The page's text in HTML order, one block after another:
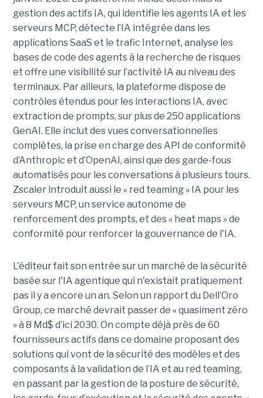
gestion des actifs IA, qui identifie les agents IA et les
serveurs MCP, détecte l’IA intégrée dans les
applications SaaS et le trafic Internet, analyse les
bases de code des agents à la recherche de risques
et offre une visibilité sur l’activité IA au niveau des
terminaux. Par ailleurs, la plateforme dispose de
contrôles étendus pour les interactions IA, avec
extraction de prompts, sur plus de 250 applications
GenAI. Elle inclut des vues conversationnelles
complètes, la prise en charge des API de conformité
d’Anthropic et d’OpenAI, ainsi que des garde-fous
automatisés pour les conversations à plusieurs tours.
Zscaler introduit aussi le « red teaming » IA pour les
serveurs MCP, un service autonome de
renforcement des prompts, et des « heat maps » de
conformité pour renforcer la gouvernance de l'IA.
L'éditeur fait son entrée sur un marché de la sécurité
basée sur l'IA agentique qui n'existait pratiquement
pas il y a encore un an. Selon un rapport du Dell’Oro
Group, ce marché devrait passer de « quasiment zéro
» à 8 Md$ d’ici 2030. On compte déjà près de 60
fournisseurs actifs dans ce domaine proposant des
solutions qui vont de la sécurité des modèles et des
composants à la validation de l’IA et au red teaming,
en passant par la gestion de la posture de sécurité,